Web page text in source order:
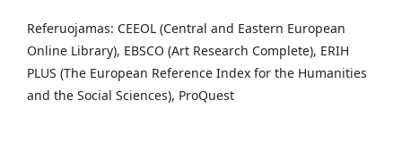
Referuojamas: CEEOL (Central and Eastern European
Online Library), EBSCO (Art Research Complete), ERIH
PLUS (The European Reference Index for the Humanities
and the Social Sciences), ProQuest